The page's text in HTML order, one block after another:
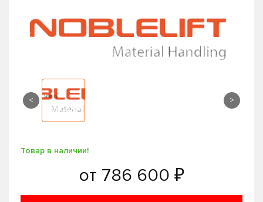
< >
Товар в наличии!
от 786 600 ₽